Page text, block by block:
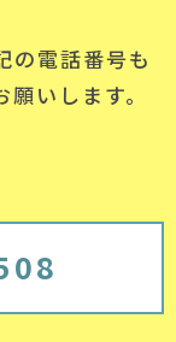
の電話番号も
いします。